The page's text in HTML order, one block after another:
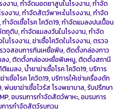
งงาน,กำจัดมอดยาสูบในโรงงาน,กำจัด
งงาน,กำจัดสัตว์พาหะในโรงงาน,กำจัด
,กำจัดเชื้อโรค โควิด19,กำจัดแมลงปนเปื้อน
ตถุดิบ,กำจัดแมลงวันในโรงงาน,กำจัด
นโรงงาน,ฆ่าเชื้อโควิดในโรงงาน,ตรวจ
วจสอบการกินเหยื่อพิษ,ติดตั้งกล่องกาว
ง,ติดตั้งกล่องเหยื่อพิษหนู,ติดตั้งสถานี
ติแมลง,น้ำยาฆ่าเชื้อโรค โควิด19,บริการ
เชิ้อโรค โควิด19,บริการให้เช่าเครื่องดัก
,พ่นยาฆ่าเชื้อไวรัส โรงพยาบาล,รับปรึกษา
,อบรมการกำจัดสัตว์พาหะ,อบรมการ
การกำจัดสัตว์รบกวน